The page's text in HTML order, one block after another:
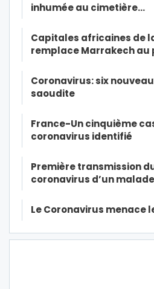
inhumée au cimetière…
Capitales africaines de
remplace Marrakech au
Coronavirus: six
saoudite
France-Un cinquième
coronavirus identifié
Première transmission
coronavirus d’un
Le Coronavirus menace